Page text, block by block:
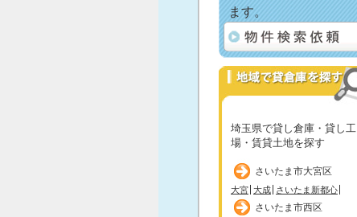
ます。
埼玉県で貸し倉庫・貸し工
場・賃貸土地を探す
さいたま市大宮区
大宮 大成 さいたま新都心
さいたま市西区